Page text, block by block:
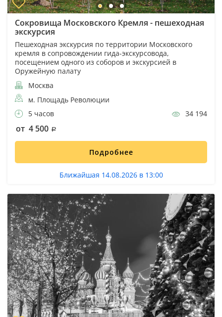
Сокровища Московского Кремля - пешеходная
экскурсия
Пешеходная экскурсия по территории Московского
кремля в сопровождении гида-экскурсовода,
посещением одного из соборов и экскурсией в
Оружейную палату
Москва
м. Площадь Революции
5 часов
34 194
от 4 500
Подробнее
Ближайшая 14.08.2026 в 13:00